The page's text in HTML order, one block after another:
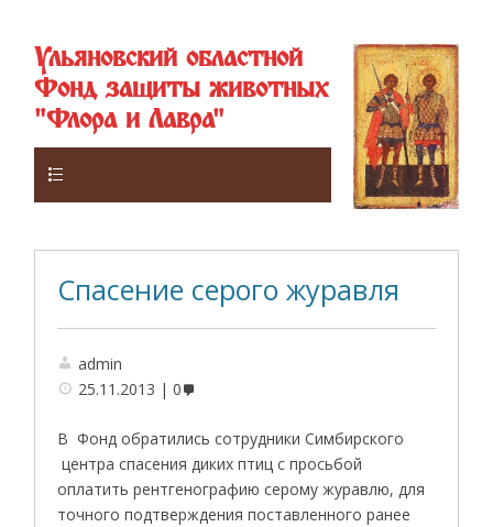
Ульяновский областной
Фонд защиты животных
"Флора и Лавра"
Спасение серого журавля
admin
25.11.2013
0
В Фонд обратились сотрудники Симбирского
центра спасения диких птиц с просьбой
оплатить рентгенографию серому журавлю, для
точного подтверждения поставленного ранее